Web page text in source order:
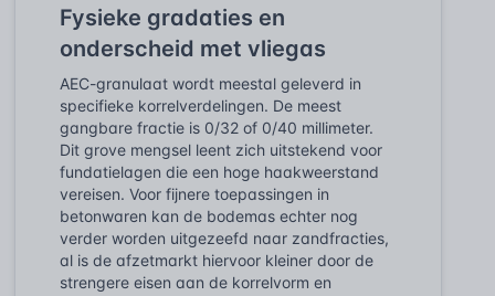
Fysieke gradaties en
onderscheid met vliegas
AEC-granulaat wordt meestal geleverd in
specifieke korrelverdelingen. De meest
gangbare fractie is 0/32 of 0/40 millimeter.
Dit grove mengsel leent zich uitstekend voor
fundatielagen die een hoge haakweerstand
vereisen. Voor fijnere toepassingen in
betonwaren kan de bodemas echter nog
verder worden uitgezeefd naar zandfracties,
al is de afzetmarkt hiervoor kleiner door de
strengere eisen aan de korrelvorm en